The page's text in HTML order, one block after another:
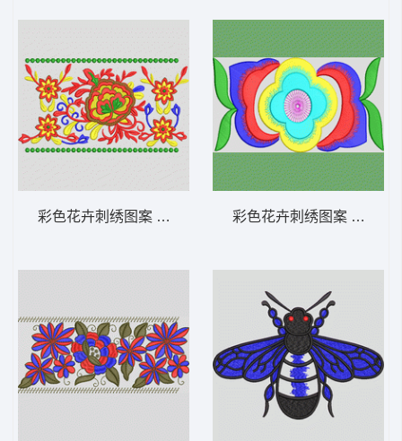
彩色花卉刺绣图案 条形 彩色花卉刺绣图案 简单花